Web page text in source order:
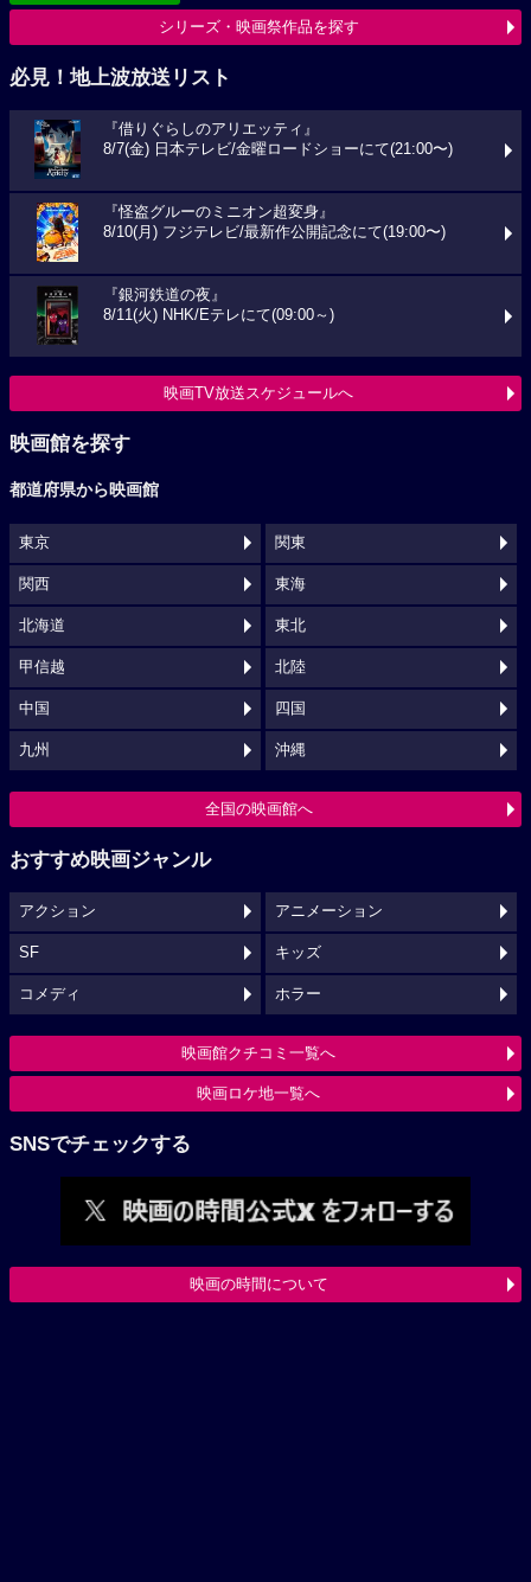
シリーズ・映画祭作品を探す
必見！地上波放送リスト
『借りぐらしのアリエッティ』
8/7(金) 日本テレビ/金曜ロードショーにて(21:00〜)
『怪盗グルーのミニオン超変身』
8/10(月) フジテレビ/最新作公開記念にて(19:00〜)
『銀河鉄道の夜』
8/11(火) NHK/Eテレにて(09:00～)
映画TV放送スケジュールへ
映画館を探す
都道府県から映画館
東京 関東
関西 東海
北海道 東北
甲信越 北陸
中国 四国
九州 沖縄
全国の映画館へ
おすすめ映画ジャンル
アクション アニメーション
SF キッズ
コメディ ホラー
映画館クチコミ一覧へ
映画ロケ地一覧へ
SNSでチェックする
映画の時間について